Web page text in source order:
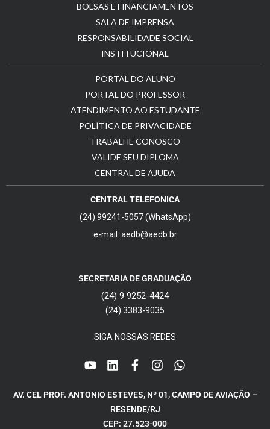
BOLSAS E FINANCIAMENTOS
SALA DE IMPRENSA
RESPONSABILIDADE SOCIAL
INSTITUCIONAL
PORTAL DO ALUNO
PORTAL DO PROFESSOR
ATENDIMENTO AO ESTUDANTE
POLÍTICA DE PRIVACIDADE
TRABALHE CONOSCO
VALIDE SEU DIPLOMA
CENTRAL DE AJUDA
CENTRAL TELEFONICA
(24) 99241-5057 (WhatsApp)
e-mail: aedb@aedb.br
SECRETARIA DE GRADUAÇÃO
(24) 9 9252-4424
(24) 3383-9035
SIGA NOSSAS REDES
AV. CEL PROF. ANTONIO ESTEVES, Nº 01, CAMPO DE AVIAÇÃO –
RESENDE/RJ
CEP: 27.523-000